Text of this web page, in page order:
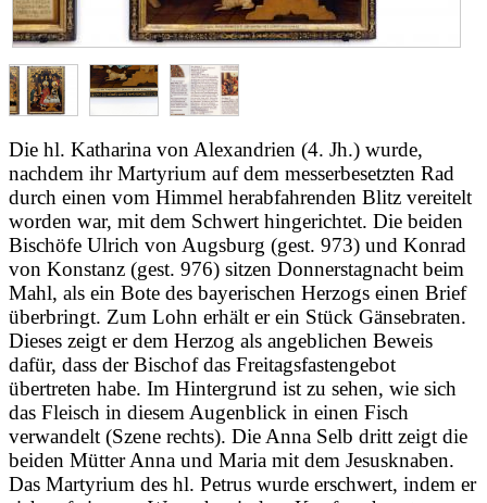
Die hl. Katharina von Alexandrien (4. Jh.) wurde,
nachdem ihr Martyrium auf dem messerbesetzten Rad
durch einen vom Himmel herabfahrenden Blitz vereitelt
worden war, mit dem Schwert hingerichtet. Die beiden
Bischöfe Ulrich von Augsburg (gest. 973) und Konrad
von Konstanz (gest. 976) sitzen Donnerstagnacht beim
Mahl, als ein Bote des bayerischen Herzogs einen Brief
überbringt. Zum Lohn erhält er ein Stück Gänsebraten.
Dieses zeigt er dem Herzog als angeblichen Beweis
dafür, dass der Bischof das Freitagsfastengebot
übertreten habe. Im Hintergrund ist zu sehen, wie sich
das Fleisch in diesem Augenblick in einen Fisch
verwandelt (Szene rechts). Die Anna Selb dritt zeigt die
beiden Mütter Anna und Maria mit dem Jesusknaben.
Das Martyrium des hl. Petrus wurde erschwert, indem er